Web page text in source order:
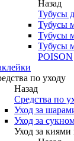
Назад
Тубусы
Тубусы
Тубусы
Тубусы
POISON
по уходу
Назад
Средства по
Уход за
Уход за
Уход за